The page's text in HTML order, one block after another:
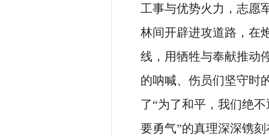
工事与优势火力，志愿
林间开辟进攻道路，在
线，用牺牲与奉献推动
的呐喊、伤员们坚守时
了“为了和平，我们绝
要勇气”的真理深深镌